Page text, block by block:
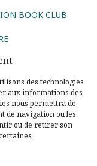
des technologies
aux informations des
nous permettra de
de navigation ou les
ou de retirer son
BOOK CLUB
DIGITALE